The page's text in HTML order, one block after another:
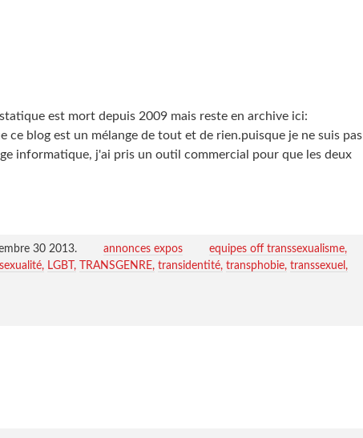
est mort depuis 2009 mais reste en archive ici:
blog est un mélange de tout et de rien.puisque je ne suis pas
informatique, j'ai pris un outil commercial pour que les deux
30 2013. annonces expos
equipes off transsexualisme
LGBT TRANSGENRE transidentité transphobie transsexuel